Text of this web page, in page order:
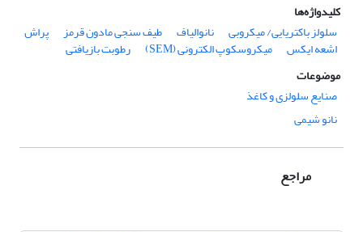
کلیدواژه‌ها
سلولز باکتریایی/ میکروبی
نانوالیاف طیف سنجی مادون قرمز پراش
اشعه ایکس میکروسکوپ الکترونی (SEM)
رطوبت بازیافتی
موضوعات
صنایع سلولزی و کاغذ
نانو شیمی
مراجع